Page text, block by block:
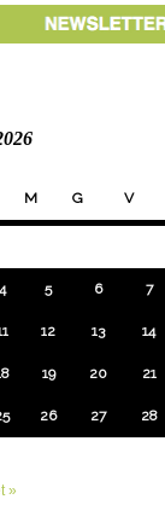
M G V
4 5 6 7
12 13 14
19 20 21
26 27 28
»